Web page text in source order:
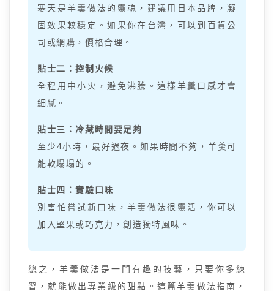
寒天是羊羹做法的靈魂，建議用日本品牌，凝
固效果較穩定。如果你在台灣，可以到百貨公
司或網購，價格合理。
貼士二：控制火候
全程用中小火，避免沸騰。這樣羊羹口感才會
細膩。
貼士三：冷藏時間要足夠
至少4小時，最好過夜。如果時間不夠，羊羹可
能軟塌塌的。
貼士四：實驗口味
別害怕嘗試新口味，羊羹做法很靈活，你可以
加入堅果或巧克力，創造獨特風味。
總之，羊羹做法是一門有趣的技藝，只要你多練
習，就能做出專業級的甜點。這篇羊羹做法指南，